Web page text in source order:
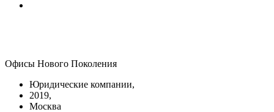
Офисы Нового Поколения
Юридические компании,
2019,
Москва